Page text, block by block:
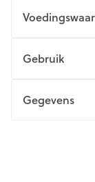
Gebruik
Gegevens